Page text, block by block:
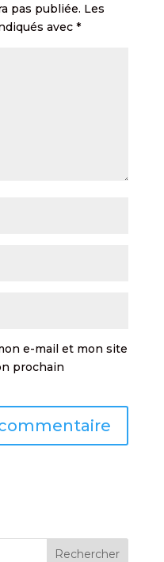
pas publiée. Les
avec *
e-mail et mon site
prochain
Rechercher